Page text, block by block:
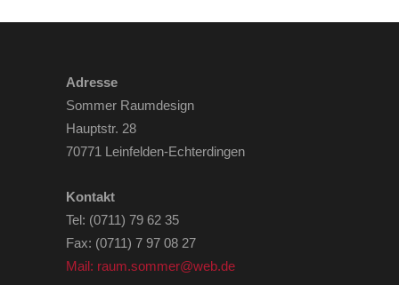
Adresse
Sommer Raumdesign
Hauptstr. 28
70771 Leinfelden-Echterdingen
Kontakt
Tel: (0711) 79 62 35
Fax: (0711) 7 97 08 27
Mail: raum.sommer@web.de